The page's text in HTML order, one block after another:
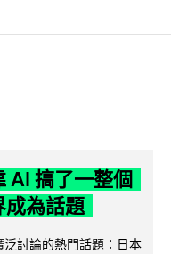
AI 搞了一整個
成為話題
討論的熱門話題：日本